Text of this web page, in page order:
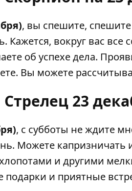
, вы спешите,
Кажется, вокруг вас
об успехе дела.
Вы можете
23
, с субботы не ждите
Можете капризничать
и другими
подарки и приятные